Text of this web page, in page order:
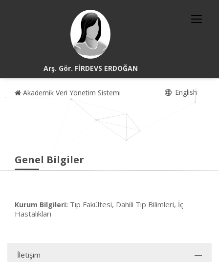
Arş. Gör. FİRDEVS ERDOĞAN
Akademik Veri Yönetim Sistemi English
Genel Bilgiler
Kurum Bilgileri: Tıp Fakültesi, Dahili Tıp Bilimleri, İç
Hastalıkları
İletişim